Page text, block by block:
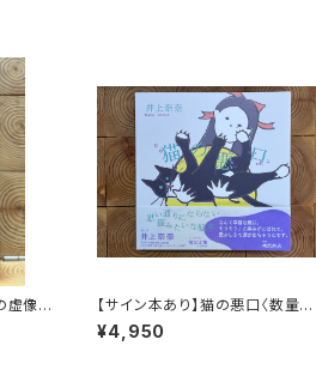
像を
【サイン本あり】猫の悪口〈数量限
定・オリジナルトート付き〉
¥4,950